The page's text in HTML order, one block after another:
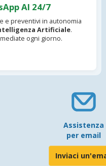
AI 24/7
e preventivi in autonomia
Artificiale.
ogni giorno.
Assistenza
per email
Inviaci